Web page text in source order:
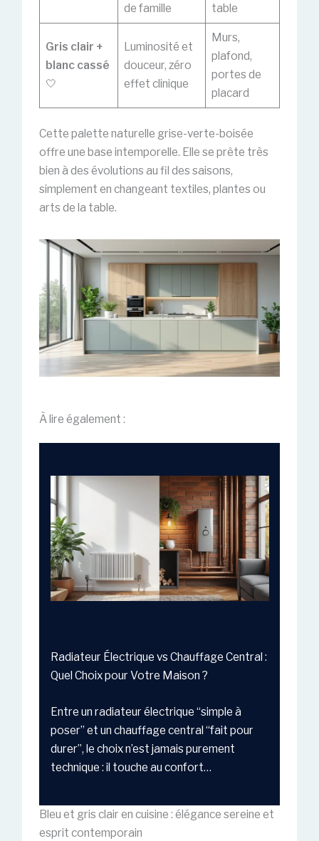
de famille
table
Gris clair +
blanc cassé
🤍
Luminosité et
douceur, zéro
effet clinique
Murs,
plafond,
portes de
placard
Cette palette naturelle grise-verte-boisée
offre une base intemporelle. Elle se prête très
bien à des évolutions au fil des saisons,
simplement en changeant textiles, plantes ou
arts de la table.
À lire également :
Radiateur Électrique vs Chauffage Central :
Quel Choix pour Votre Maison ?
Entre un radiateur électrique “simple à
poser” et un chauffage central “fait pour
durer”, le choix n’est jamais purement
technique : il touche au confort…
Bleu et gris clair en cuisine : élégance sereine et
esprit contemporain